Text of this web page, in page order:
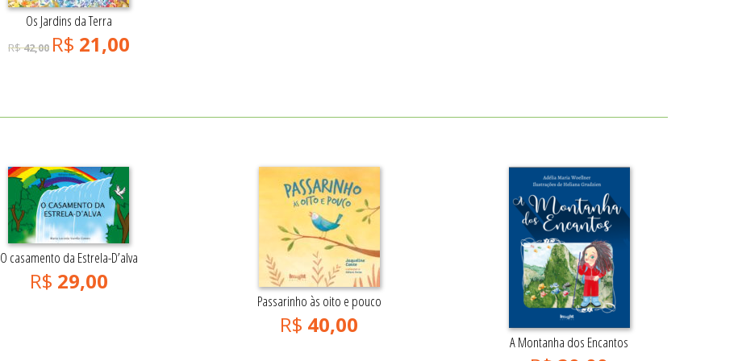
Os Jardins da Terra
R$42,00 R$ 21,00
O casamento da Estrela-D’alva
R$ 29,00
Passarinho às oito e pouco
R$ 40,00
A Montanha dos Encantos